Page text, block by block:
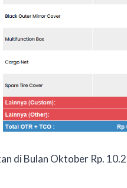
di Bulan Oktober Rp.